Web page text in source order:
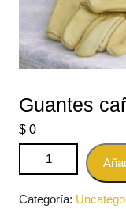
Guantes
$ 0
Guantes caña alta
Categoría: